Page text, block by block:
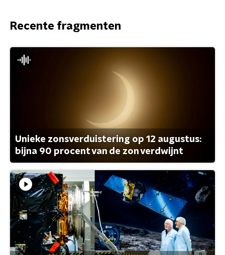
Recente fragmenten
Unieke zonsverduistering op 12 augustus:
bijna 90 procent van de zon verdwijnt